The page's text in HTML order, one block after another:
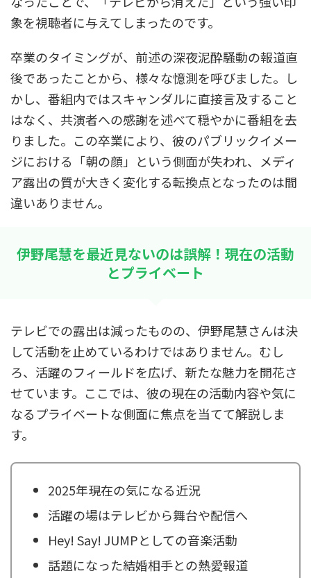
象を視聴者に与えてしまったのです。
卒業のタイミングが、前述の深夜泥酔騒動の報道直
後であったことから、様々な憶測を呼びました。し
かし、番組内ではスキャンダルに直接言及すること
はなく、共演者への感謝を述べて穏やかに番組を去
りました。この卒業により、彼のパブリックイメー
ジにおける「朝の顔」という側面が失われ、メディ
ア露出の質が大きく変化する転換点となったのは間
違いありません。
伊野尾慧を最近見ないのは誤解！現在の活動
とプライベート
テレビでの露出は減ったものの、伊野尾慧さんは決
して活動を止めているわけではありません。むし
ろ、活躍のフィールドを広げ、新たな魅力を開花さ
せています。ここでは、彼の現在の活動内容や気に
なるプライベートな側面に焦点を当てて解説しま
す。
2025年現在の気になる近況
活躍の場はテレビから舞台や配信へ
Hey! Say! JUMPとしての音楽活動
話題になった結婚相手との熱愛報道